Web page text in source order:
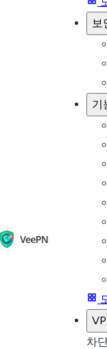
보
기
차